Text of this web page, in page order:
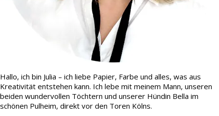
Hallo, ich bin Julia – ich liebe Papier, Farbe und alles, was aus
Kreativität entstehen kann. Ich lebe mit meinem Mann, unseren
beiden wundervollen Töchtern und unserer Hündin Bella im
schönen Pulheim, direkt vor den Toren Kölns.